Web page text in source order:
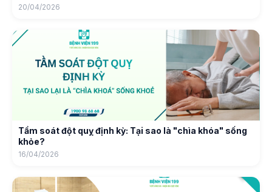
20/04/2026
Tầm soát đột quỵ định kỳ: Tại sao là "chìa khóa" sống
khỏe?
16/04/2026